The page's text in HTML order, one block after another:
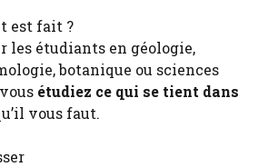
est fait ?
les étudiants en géologie,
botanique ou sciences
étudiez ce qui se tient dans
vous faut.